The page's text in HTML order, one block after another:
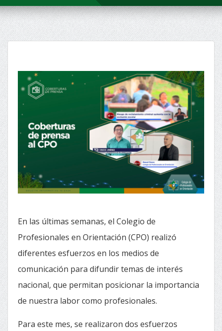
En las últimas semanas, el Colegio de
Profesionales en Orientación (CPO) realizó
diferentes esfuerzos en los medios de
comunicación para difundir temas de interés
nacional, que permitan posicionar la importancia
de nuestra labor como profesionales.
Para este mes, se realizaron dos esfuerzos